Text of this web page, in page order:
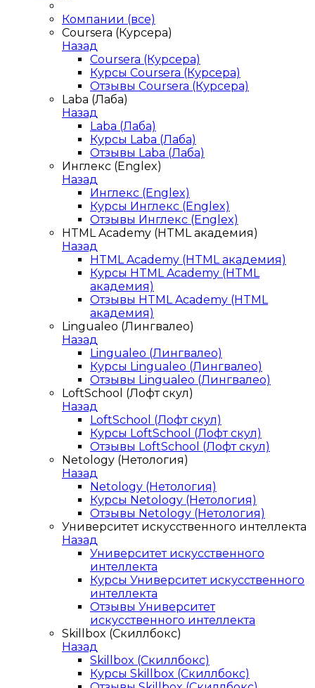
Компании (все)
Coursera (Курсера)
Назад
Coursera (Курсера)
Курсы Coursera (Курсера)
Отзывы Coursera (Курсера)
Laba (Лаба)
Назад
Laba (Лаба)
Курсы Laba (Лаба)
Отзывы Laba (Лаба)
Инглекс (Englex)
Назад
Инглекс (Englex)
Курсы Инглекс (Englex)
Отзывы Инглекс (Englex)
HTML Academy (HTML академия)
Назад
HTML Academy (HTML академия)
Курсы HTML Academy (HTML
академия)
Отзывы HTML Academy (HTML
академия)
Lingualeo (Лингвалео)
Назад
Lingualeo (Лингвалео)
Курсы Lingualeo (Лингвалео)
Отзывы Lingualeo (Лингвалео)
LoftSchool (Лофт скул)
Назад
LoftSchool (Лофт скул)
Курсы LoftSchool (Лофт скул)
Отзывы LoftSchool (Лофт скул)
Netology (Нетология)
Назад
Netology (Нетология)
Курсы Netology (Нетология)
Отзывы Netology (Нетология)
Университет искусственного интеллекта
Назад
Университет искусственного
интеллекта
Курсы Университет искусственного
интеллекта
Отзывы Университет
искусственного интеллекта
Skillbox (Скиллбокс)
Назад
Skillbox (Скиллбокс)
Курсы Skillbox (Скиллбокс)